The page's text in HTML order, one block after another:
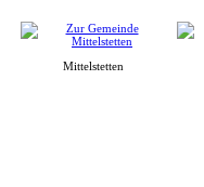
Mittelstetten